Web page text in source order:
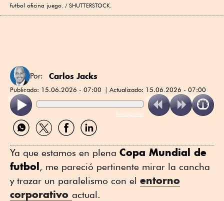
futbol oficina juego. SHUTTERSTOCK.
Por: Carlos Jacks
Publicado: 15.06.2026 - 07:00 Actualizado: 15.06.2026 - 07:00
ReadSpeaker
Compartir
por
Compartir
por
Compartir
por
Compartir
por
Ya que estamos en plena Copa Mundial de
futbol, me pareció pertinente mirar la cancha
y trazar un paralelismo con el entorno
corporativo actual.